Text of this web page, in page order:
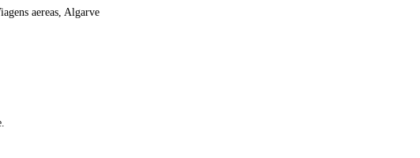
aereas, Algarve